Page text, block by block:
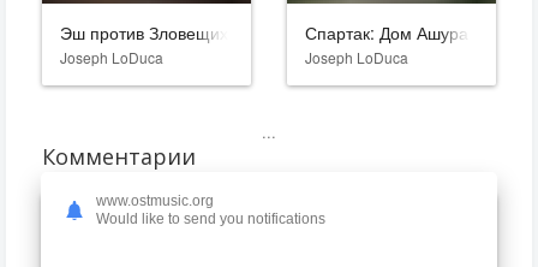
Эш против Зловещих мертвецов
Joseph LoDuca
Спартак: Дом Ашура
Joseph LoDuca
...
Комментарии
www.ostmusic.org
Would like to send you notifications